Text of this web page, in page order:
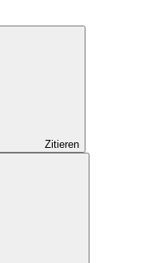
Zitieren